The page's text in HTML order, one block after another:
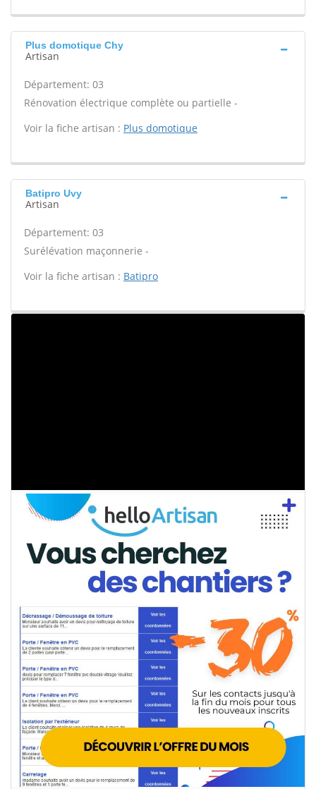
Plus domotique Chy
Artisan
Département: 03
Rénovation électrique complète ou partielle -
Voir la fiche artisan : Plus domotique
Batipro Uvy
Artisan
Département: 03
Surélévation maçonnerie -
Voir la fiche artisan : Batipro